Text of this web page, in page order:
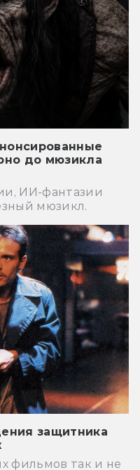
до мюзикла
ИИ-фантазии
мюзикл.
защитника
фильмов так и не